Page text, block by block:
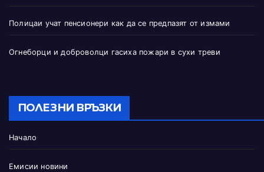
Полицаи учат пенсионери как да се предпазят от измами
Огнеборци и доброволци гасиха пожари в сухи треви
ПОЛЕЗНИ ВРЪЗКИ
Начало
Емисии новини